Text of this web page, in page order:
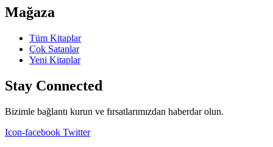
Mağaza
Tüm Kitaplar
Çok Satanlar
Yeni Kitaplar
Stay Connected
Bizimle bağlantı kurun ve fırsatlarımızdan haberdar olun.
Icon-facebook Twitter